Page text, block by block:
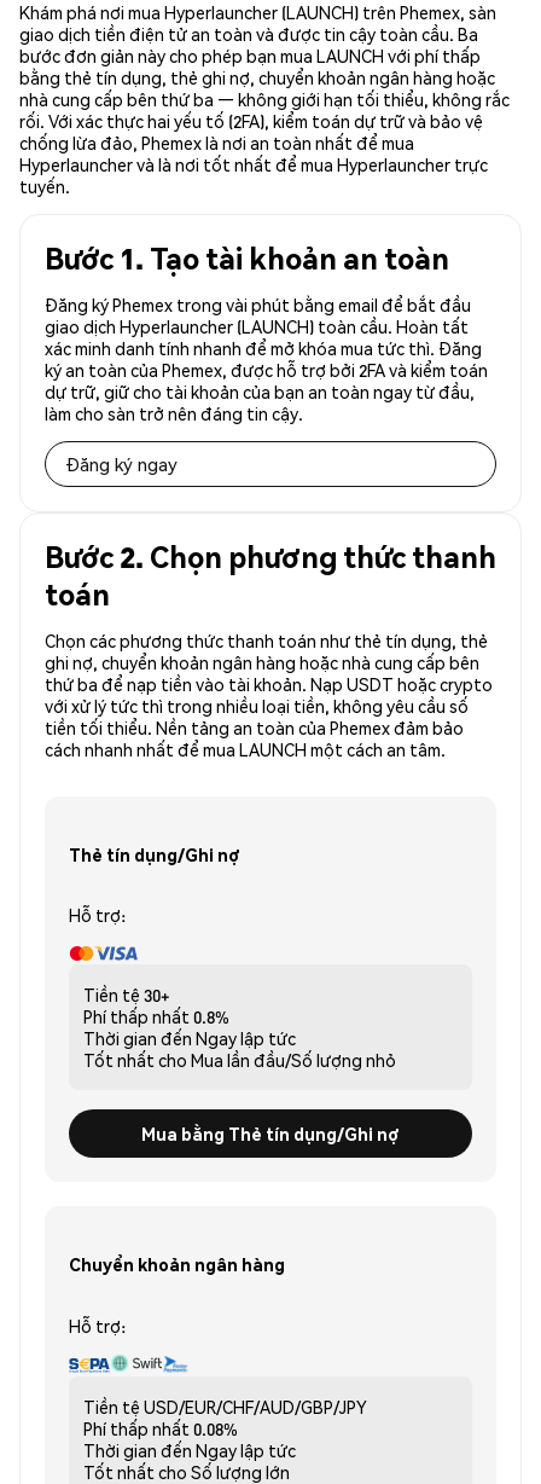
Khám phá nơi mua Hyperlauncher (LAUNCH) trên Phemex, sàn
giao dịch tiền điện tử an toàn và được tin cậy toàn cầu. Ba
bước đơn giản này cho phép bạn mua LAUNCH với phí thấp
bằng thẻ tín dụng, thẻ ghi nợ, chuyển khoản ngân hàng hoặc
nhà cung cấp bên thứ ba — không giới hạn tối thiểu, không rắc
rối. Với xác thực hai yếu tố (2FA), kiểm toán dự trữ và bảo vệ
chống lừa đảo, Phemex là nơi an toàn nhất để mua
Hyperlauncher và là nơi tốt nhất để mua Hyperlauncher trực
tuyến.
Bước 1. Tạo tài khoản an toàn
Đăng ký Phemex trong vài phút bằng email để bắt đầu
giao dịch Hyperlauncher (LAUNCH) toàn cầu. Hoàn tất
xác minh danh tính nhanh để mở khóa mua tức thì. Đăng
ký an toàn của Phemex, được hỗ trợ bởi 2FA và kiểm toán
dự trữ, giữ cho tài khoản của bạn an toàn ngay từ đầu,
làm cho sàn trở nên đáng tin cậy.
Đăng ký ngay
Bước 2. Chọn phương thức thanh
toán
Chọn các phương thức thanh toán như thẻ tín dụng, thẻ
ghi nợ, chuyển khoản ngân hàng hoặc nhà cung cấp bên
thứ ba để nạp tiền vào tài khoản. Nạp USDT hoặc crypto
với xử lý tức thì trong nhiều loại tiền, không yêu cầu số
tiền tối thiểu. Nền tảng an toàn của Phemex đảm bảo
cách nhanh nhất để mua LAUNCH một cách an tâm.
Thẻ tín dụng/Ghi nợ
Hỗ trợ:
Tiền tệ 30+
Phí thấp nhất 0.8%
Thời gian đến Ngay lập tức
Tốt nhất cho Mua lần đầu/Số lượng nhỏ
Mua bằng Thẻ tín dụng/Ghi nợ
Chuyển khoản ngân hàng
Hỗ trợ:
Tiền tệ USD/EUR/CHF/AUD/GBP/JPY
Phí thấp nhất 0.08%
Thời gian đến Ngay lập tức
Tốt nhất cho Số lượng lớn